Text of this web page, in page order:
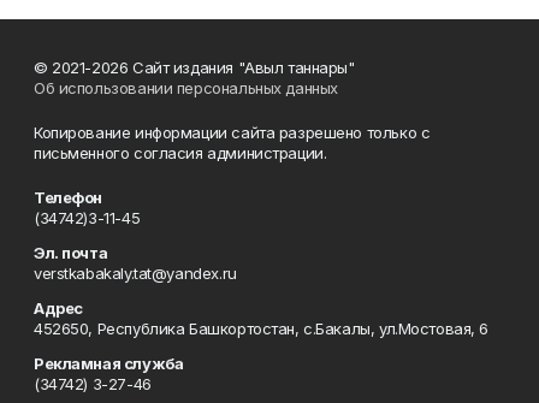
© 2021-2026 Сайт издания "Авыл таннары"
Об использовании персональных данных
Копирование информации сайта разрешено только с
письменного согласия администрации.
Телефон
(34742)3-11-45
Эл. почта
verstkabakaly.tat@yandex.ru
Адрес
452650, Республика Башкортостан, с.Бакалы, ул.Мостовая, 6
Рекламная служба
(34742) 3-27-46